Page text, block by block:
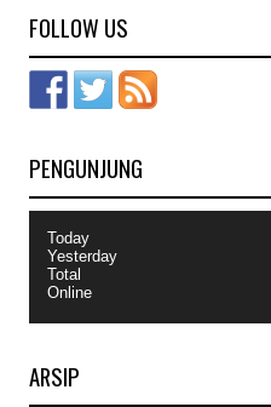
FOLLOW US
PENGUNJUNG
Today
Yesterday
Total
Online
ARSIP